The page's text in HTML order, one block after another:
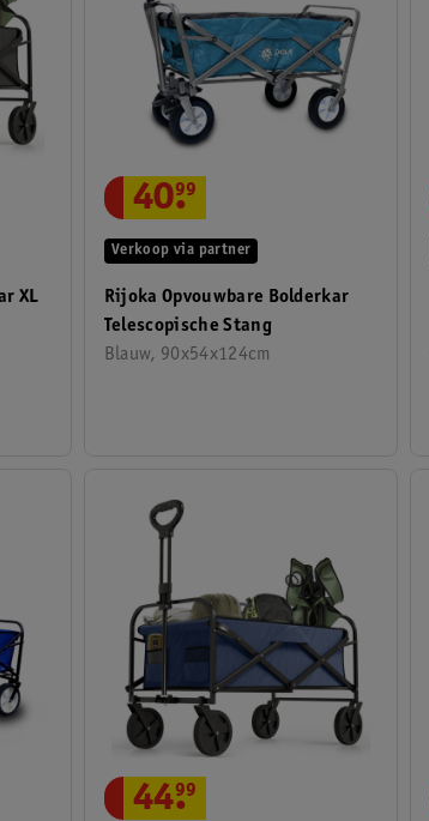
XL
Rijoka Opvouwbare Bolderkar
Telescopische Stang
Blauw, 90x54x124cm
Verkoop via partner
40.
99
44.
99